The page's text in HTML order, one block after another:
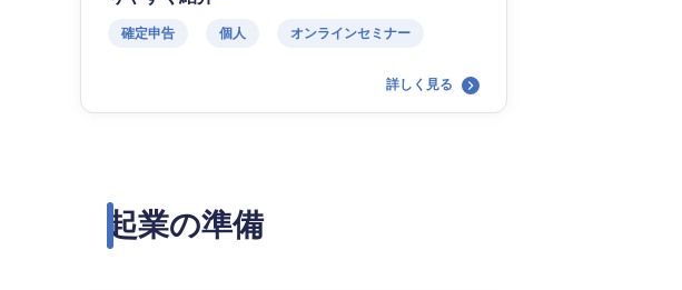
確定申告 個人 オンラインセミナー
詳しく見る
起業の準備